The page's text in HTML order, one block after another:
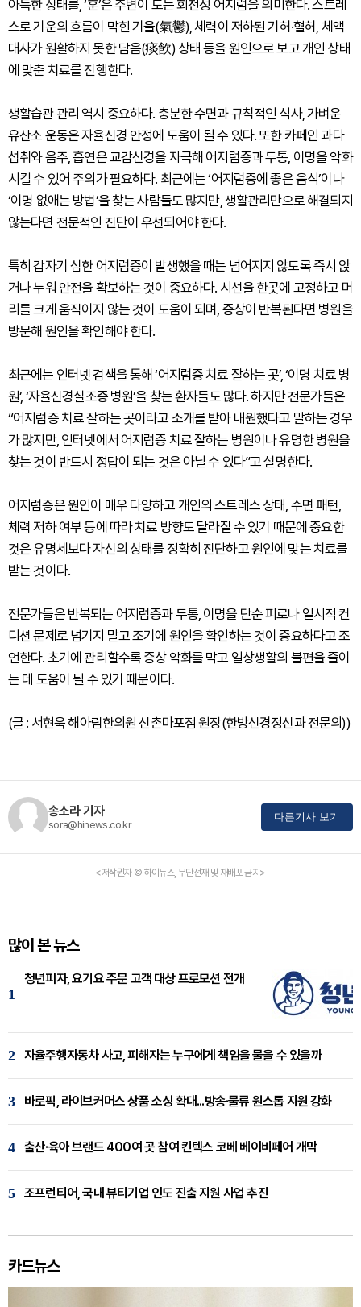
아득한 상태를, ‘훈’은 주변이 도는 회전성 어지럼을 의미한다. 스트레
스로 기운의 흐름이 막힌 기울(氣鬱), 체력이 저하된 기허·혈허, 체액
대사가 원활하지 못한 담음(痰飮) 상태 등을 원인으로 보고 개인 상태
에 맞춘 치료를 진행한다.
생활습관 관리 역시 중요하다. 충분한 수면과 규칙적인 식사, 가벼운
유산소 운동은 자율신경 안정에 도움이 될 수 있다. 또한 카페인 과다
섭취와 음주, 흡연은 교감신경을 자극해 어지럼증과 두통, 이명을 악화
시킬 수 있어 주의가 필요하다. 최근에는 ‘어지럼증에 좋은 음식’이나
‘이명 없애는 방법’을 찾는 사람들도 많지만, 생활관리만으로 해결되지
않는다면 전문적인 진단이 우선되어야 한다.
특히 갑자기 심한 어지럼증이 발생했을 때는 넘어지지 않도록 즉시 앉
거나 누워 안전을 확보하는 것이 중요하다. 시선을 한곳에 고정하고 머
리를 크게 움직이지 않는 것이 도움이 되며, 증상이 반복된다면 병원을
방문해 원인을 확인해야 한다.
최근에는 인터넷 검색을 통해 ‘어지럼증 치료 잘하는 곳’, ‘이명 치료 병
원’, ‘자율신경실조증 병원’을 찾는 환자들도 많다. 하지만 전문가들은
“어지럼증 치료 잘하는 곳이라고 소개를 받아 내원했다고 말하는 경우
가 많지만, 인터넷에서 어지럼증 치료 잘하는 병원이나 유명한 병원을
찾는 것이 반드시 정답이 되는 것은 아닐 수 있다”고 설명한다.
어지럼증은 원인이 매우 다양하고 개인의 스트레스 상태, 수면 패턴,
체력 저하 여부 등에 따라 치료 방향도 달라질 수 있기 때문에 중요한
것은 유명세보다 자신의 상태를 정확히 진단하고 원인에 맞는 치료를
받는 것이다.
전문가들은 반복되는 어지럼증과 두통, 이명을 단순 피로나 일시적 컨
디션 문제로 넘기지 말고 조기에 원인을 확인하는 것이 중요하다고 조
언한다. 초기에 관리할수록 증상 악화를 막고 일상생활의 불편을 줄이
는 데 도움이 될 수 있기 때문이다.
(글 : 서현욱 해아림한의원 신촌마포점 원장(한방신경정신과 전문의))
송소라 기자
sora@hinews.co.kr
다른기사 보기
<저작권자 © 하이뉴스, 무단전재 및 재배포 금지>
많이 본 뉴스
1
청년피자, 요기요 주문 고객 대상 프로모션 전개
2 자율주행자동차 사고, 피해자는 누구에게 책임을 물을 수 있을까
3 바로픽, 라이브커머스 상품 소싱 확대...방송·물류 원스톱 지원 강화
4 출산·육아 브랜드 400여 곳 참여 킨텍스 코베 베이비페어 개막
5 조프런티어, 국내 뷰티기업 인도 진출 지원 사업 추진
카드뉴스